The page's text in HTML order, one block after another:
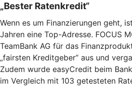
„Bester Ratenkredit“
Wenn es um Finanzierungen geht,
Jahren eine Top-Adresse. FOCUS
TeamBank AG für das
„fairsten Kreditgeber” aus und
Zudem wurde easyCredit beim
im Vergleich mit 103 getesteten